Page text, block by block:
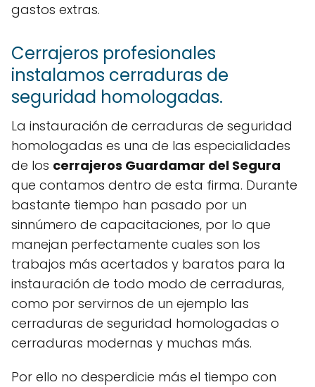
gastos extras.
Cerrajeros profesionales
instalamos cerraduras de
seguridad homologadas.
La instauración de cerraduras de seguridad
homologadas es una de las especialidades
de los cerrajeros Guardamar del Segura
que contamos dentro de esta firma. Durante
bastante tiempo han pasado por un
sinnúmero de capacitaciones, por lo que
manejan perfectamente cuales son los
trabajos más acertados y baratos para la
instauración de todo modo de cerraduras,
como por servirnos de un ejemplo las
cerraduras de seguridad homologadas o
cerraduras modernas y muchas más.
Por ello no desperdicie más el tiempo con